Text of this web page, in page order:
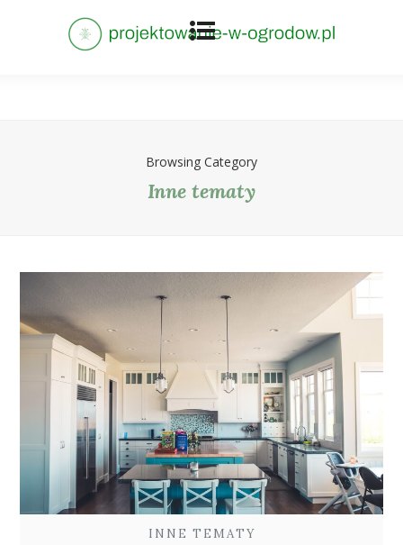
Browsing Category
Inne tematy
INNE TEMATY